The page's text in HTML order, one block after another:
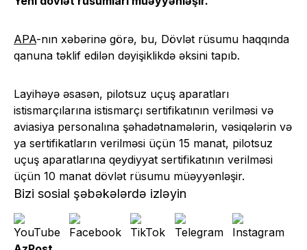
APA-nın xəbərinə görə, bu, Dövlət rüsumu haqqında
qanuna təklif edilən dəyişiklikdə əksini tapıb.
Layihəyə əsasən, pilotsuz uçuş aparatları
istismarçılarına istismarçı sertifikatının verilməsi və
aviasiya personalına şəhadətnamələrin, vəsiqələrin və
ya sertifikatların verilməsi üçün 15 manat, pilotsuz
uçuş aparatlarına qeydiyyat sertifikatının verilməsi
üçün 10 manat dövlət rüsumu müəyyənləşir.
Bizi sosial şəbəkələrdə izləyin